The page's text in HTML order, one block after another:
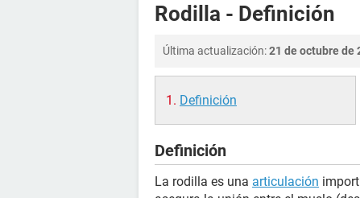
Rodilla - Definición
Última actualización:21 de octubre de
Definición
Definición
La rodilla es una articulación